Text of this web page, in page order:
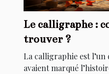
Le calligraphe :
trouver ?
La calligraphie est l’un
avaient marqué